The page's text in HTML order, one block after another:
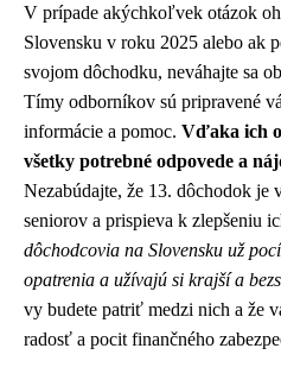
V prípade akýchkoľvek otázok
Slovensku v roku 2025 alebo ak
svojom dôchodku, neváhajte sa
Tímy odborníkov sú pripravené
informácie a pomoc. Vďaka ich
všetky potrebné odpovede a
Nezabúdajte, že 13. dôchodok je
seniorov a prispieva k zlepšeniu
dôchodcovia na Slovensku už
opatrenia a užívajú si krajší a
vy budete patriť medzi nich a že
radosť a pocit finančného